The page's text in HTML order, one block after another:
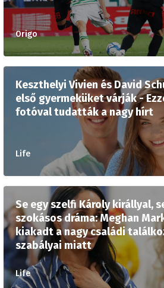
Origo
Keszthelyi Vivien és David
első gyermeküket várják -
fotóval tudatták a nagy hírt
Life
Se egy szelfi Károly királlyal,
szokásos dráma: Meghan
kiakadt a nagy családi
szabályai miatt
Life